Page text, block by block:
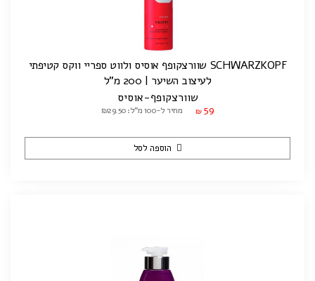
SCHWARZKOPF שוורצקופף אוסיס ולווט ספריי ווקס קטיפתי
לעיצוב השיער | 200 מ"ל
שוורצקופף-אוסיס
₪ 59 מחיר ל-100 מ"ל: ₪29.50
הוספה לסל